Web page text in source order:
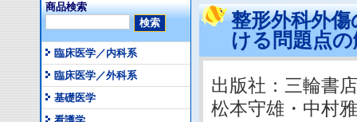
商品検索
臨床医学／内科系
臨床医学／外科系
基礎医学
整形外科外
ける問題点
出版社：三輪書店
松本守雄・中村